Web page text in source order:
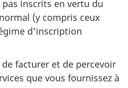
inscrits en vertu du
(y compris ceux
d'inscription
facturer et de percevoir
que vous fournissez à